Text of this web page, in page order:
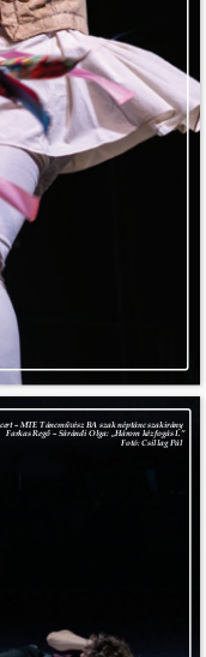
– MTE Táncművész BA szak néptánc szakirány
Farkas Regő – Sárándi Olga: „Három kézfogás I.”
Fotó: Csillag Pál